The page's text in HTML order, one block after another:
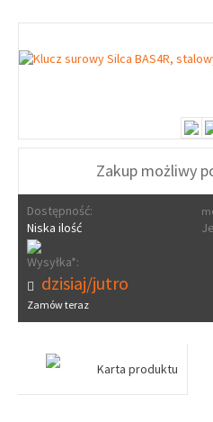
Zakup możliwy
Dostępność:
Niska ilość
Wysyłka*:
dzisiaj/jutro
Zamów teraz
Karta produktu